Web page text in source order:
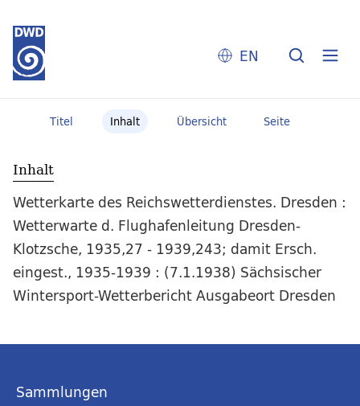
EN
Titel Inhalt Übersicht Seite
Inhalt
Wetterkarte des Reichswetterdienstes. Dresden :
Wetterwarte d. Flughafenleitung Dresden-
Klotzsche, 1935,27 - 1939,243; damit Ersch.
eingest., 1935-1939 : (7.1.1938) Sächsischer
Wintersport-Wetterbericht Ausgabeort Dresden
Sammlungen